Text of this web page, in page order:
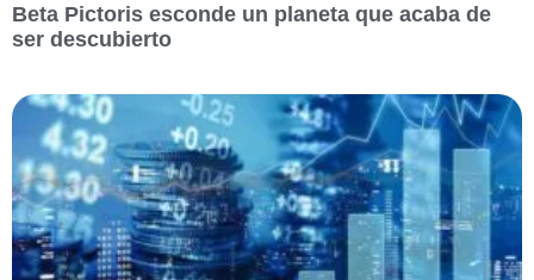
Beta Pictoris esconde un planeta que acaba de
ser descubierto